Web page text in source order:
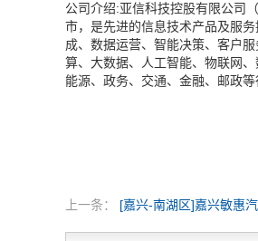
公司介绍:亚信科技控股有限公司
市，是先进的信息技术产品及服
成、数据运营、智能决策、客户
算、大数据、人工智能、物联网
能源、政务、交通、金融、邮政等
上一条：